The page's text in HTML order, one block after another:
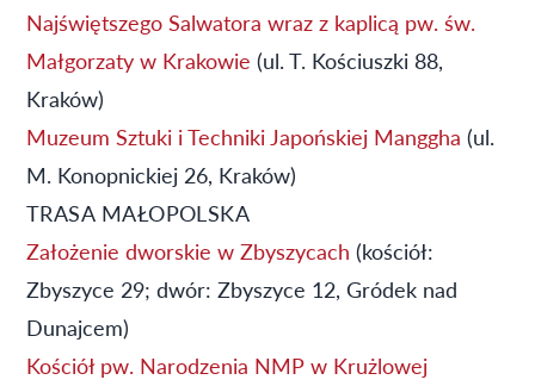
Najświętszego Salwatora wraz z kaplicą pw. św.
Małgorzaty w Krakowie (ul. T. Kościuszki 88,
Kraków)
Muzeum Sztuki i Techniki Japońskiej Manggha (ul.
M. Konopnickiej 26, Kraków)
TRASA MAŁOPOLSKA
Założenie dworskie w Zbyszycach (kościół:
Zbyszyce 29; dwór: Zbyszyce 12, Gródek nad
Dunajcem)
Kościół pw. Narodzenia NMP w Krużlowej